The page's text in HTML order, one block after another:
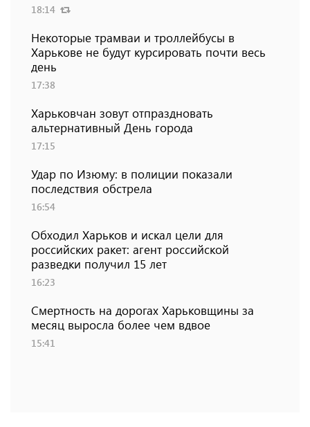
18:14
Некоторые трамваи и троллейбусы в
Харькове не будут курсировать почти весь
день
17:38
Харьковчан зовут отпраздновать
альтернативный День города
17:15
Удар по Изюму: в полиции показали
последствия обстрела
16:54
Обходил Харьков и искал цели для
российских ракет: агент российской
разведки получил 15 лет
16:23
Смертность на дорогах Харьковщины за
месяц выросла более чем вдвое
15:41